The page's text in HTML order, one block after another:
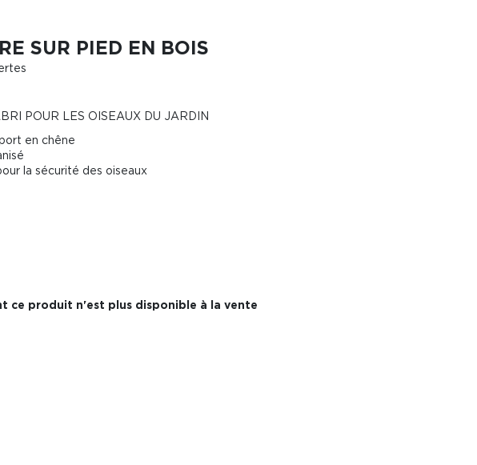
SUR PIED EN BOIS
POUR LES OISEAUX DU JARDIN
en chêne
la sécurité des oiseaux
ce produit n'est plus disponible à la vente